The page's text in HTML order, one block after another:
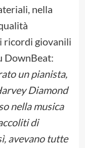
nella
ricordi giovanili
DownBeat:
un pianista,
Diamond
nella musica
di
avevano tutte